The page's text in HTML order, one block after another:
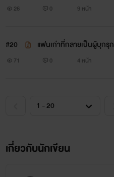
26 0 9 หน้า
#20 แฟนเก่าที่กลายเป็นผู้บุกรุก
71 0 4 หน้า
เกี่ยวกับนักเขียน